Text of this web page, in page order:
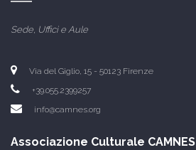
Sede, Uffici e Aule
Via del Giglio, 15 - 50123 Firenze
+39.055.2399257
info@camnes.org
Associazione Culturale CAMNES